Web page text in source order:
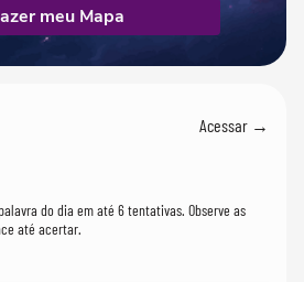
meu Mapa
Acessar →
do dia em até 6 tentativas. Observe as
até acertar.